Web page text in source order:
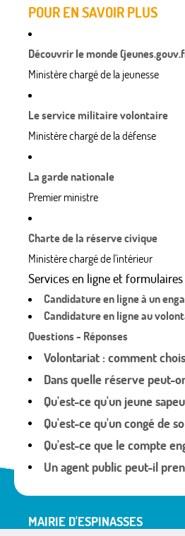
POUR EN SAVOIR PLUS
Découvrir le monde
Ministère chargé de la jeunesse
Le service militaire volontaire
Ministère chargé de la défense
La garde nationale
Premier ministre
Charte de la réserve civique
Ministère chargé de l'intérieur
Services en ligne et formulaires
Candidature en ligne à un
Candidature en ligne au
Questions - Réponses
Volontariat : comment
Dans quelle réserve peut-
Qu'est-ce qu'un jeune
Qu'est-ce qu'un congé de
Qu'est-ce que le compte
Un agent public peut-il
MAIRIE D'ESPINASSES